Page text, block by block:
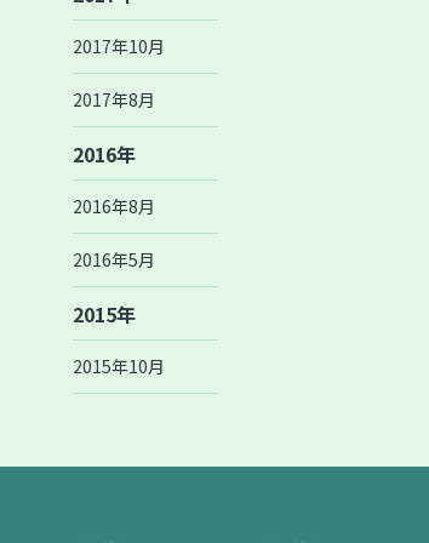
2017年10月
2017年8月
2016年
2016年8月
2016年5月
2015年
2015年10月